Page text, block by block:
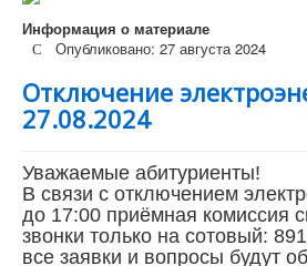
Информация о материале
Опубликовано: 27 августа 2024
Отключение
27.08.2024
Уважаемые абитуриенты!
В связи с отключением
до 17:00 приёмная комиссия
звонки только на сотовый:
все заявки и вопросы будут